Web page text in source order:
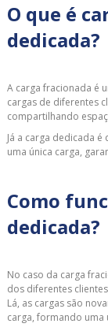
O que é
dedicada?
A carga fracionada é
cargas de diferentes
compartilhando
Já a carga dedicada
uma única carga,
Como
dedicada?
No caso da carga
dos diferentes
Lá, as cargas são
carga, formando uma